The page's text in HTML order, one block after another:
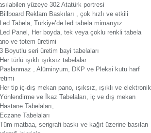
yüzeye 302 Atatürk portresi
Reklam Baskıları , çok hızlı ve etkili
Tabela, Türkiye’de led tabela mimarıyız.
Panel, Her boyda, tek veya çoklu renkli tabela
ve totem üretimi
Boyutlu seri üretim bayi tabelaları
türlü ışıklı ışıksız tabelalar
, Alüminyum, DKP ve Pleksi kutu harf
tip iç-dış mekan pano, ışıksız, ışıklı ve elektronik
ve İkaz Tabelaları, iç ve dış mekan
Tabelaları,
Tabelaları
matbaa, serigrafi baskı ve kağıt üzerine basılan